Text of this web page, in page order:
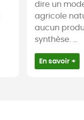
dire un
agricole
aucun
synthèse. ...
En savoir +